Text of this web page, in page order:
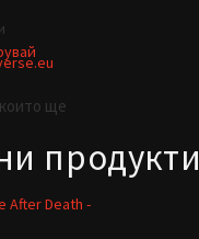
ще
продукти